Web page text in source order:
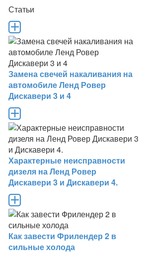
Статьи
Замена свечей накаливания на
автомобиле Ленд Ровер
Дискавери 3 и 4
Характерные неисправности
дизеля на Ленд Ровер
Дискавери 3 и Дискавери 4.
Как завести Фрилендер 2 в
сильные холода